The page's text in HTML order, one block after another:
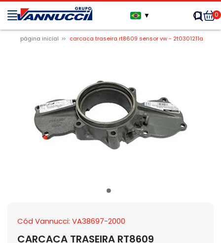
▼ 0
página inicial carcaca traseira rt8609 sensor vw - 2t0301211a
Cód Vannucci: VA38697-2000
CARCACA TRASEIRA RT8609